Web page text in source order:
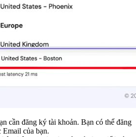
cần đăng ký tài khoản. Bạn có thể đăng
của bạn.